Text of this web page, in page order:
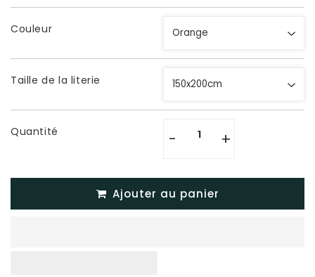
Unit
price
Couleur
Taille de la literie
Quantité - +
Ajouter au panier